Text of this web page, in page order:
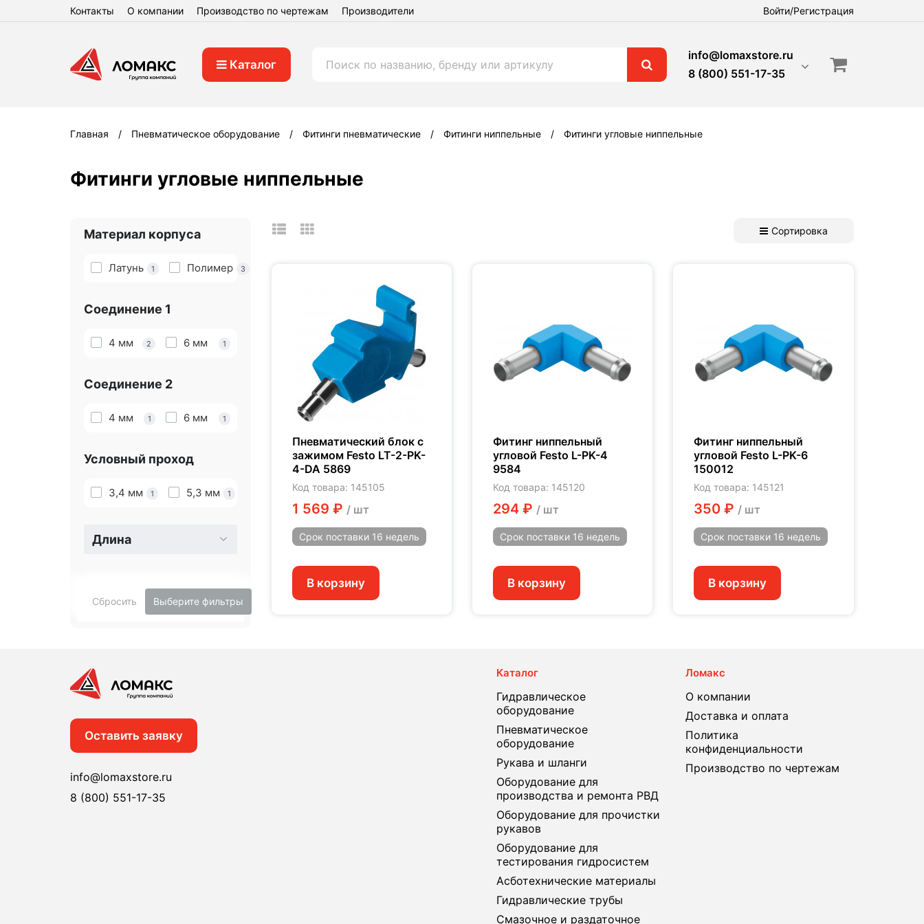
Контакты О компании Производство по чертежам Производители Войти/Регистрация
Каталог
info@lomaxstore.ru
8 (800) 551-17-35
Главная Пневматическое оборудование Фитинги пневматические Фитинги ниппельные Фитинги угловые ниппельные
Фитинги угловые ниппельные
Материал корпуса
Латунь 1 Полимер 3
Соединение 1
4 мм 2 6 мм 1
Соединение 2
4 мм 1 6 мм 1
Условный проход
3,4 мм 1 5,3 мм 1
Длина
Сбросить Выберите фильтры
Сортировка
Пневматический блок с
зажимом Festo LT-2-PK-
4-DA 5869
Код товара: 145105
1 569 ₽ / шт
Срок поставки16 недель
В корзину
Фитинг ниппельный
угловой Festo L-PK-4
9584
Код товара: 145120
294 ₽ / шт
Срок поставки16 недель
В корзину
Фитинг ниппельный
угловой Festo L-PK-6
150012
Код товара: 145121
350 ₽ / шт
Срок поставки 16 недель
В корзину
Оставить заявку
info@lomaxstore.ru
8 (800) 551-17-35
Каталог
Гидравлическое
оборудование
Пневматическое
оборудование
Рукава и шланги
Оборудование для
производства и ремонта РВД
Оборудование для прочистки
рукавов
Оборудование для
тестирования гидросистем
Асботехнические материалы
Гидравлические трубы
Смазочное и раздаточное
Ломакс
О компании
Доставка и оплата
Политика
конфиденциальности
Производство по чертежам